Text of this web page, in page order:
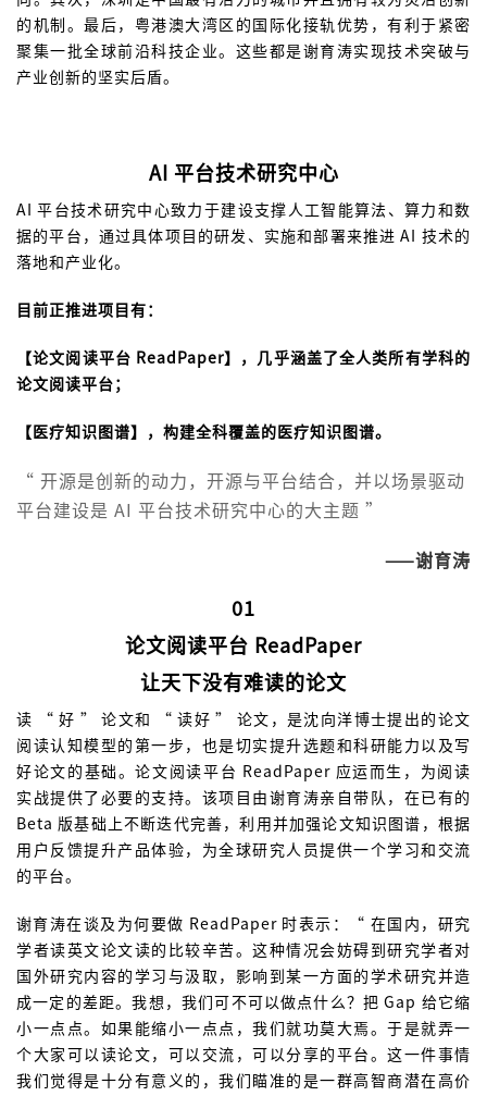
的机制。最后，粤港澳大湾区的国际化接轨优势，有利于紧密
聚集一批全球前沿科技企业。这些都是谢育涛实现技术突破与
产业创新的坚实后盾。
AI 平台技术研究中心
AI 平台技术研究中心致力于建设支撑人工智能算法、算力和数
据的平台，通过具体项目的研发、实施和部署来推进 AI 技术的
落地和产业化。
目前正推进项目有：
【论文阅读平台 ReadPaper】，几乎涵盖了全人类所有学科的
论文阅读平台；
【医疗知识图谱】，构建全科覆盖的医疗知识图谱。
“ 开源是创新的动力，开源与平台结合，并以场景驱动
平台建设是 AI 平台技术研究中心的大主题 ”
——谢育涛
01
论文阅读平台 ReadPaper
让天下没有难读的论文
读 “ 好 ” 论文和 “ 读好 ” 论文，是沈向洋博士提出的论文
阅读认知模型的第一步，也是切实提升选题和科研能力以及写
好论文的基础。论文阅读平台 ReadPaper 应运而生，为阅读
实战提供了必要的支持。该项目由谢育涛亲自带队，在已有的
Beta 版基础上不断迭代完善，利用并加强论文知识图谱，根据
用户反馈提升产品体验，为全球研究人员提供一个学习和交流
的平台。
谢育涛在谈及为何要做 ReadPaper 时表示：“ 在国内，研究
学者读英文论文读的比较辛苦。这种情况会妨碍到研究学者对
国外研究内容的学习与汲取，影响到某一方面的学术研究并造
成一定的差距。我想，我们可不可以做点什么？把 Gap 给它缩
小一点点。如果能缩小一点点，我们就功莫大焉。于是就弄一
个大家可以读论文，可以交流，可以分享的平台。这一件事情
我们觉得是十分有意义的，我们瞄准的是一群高智商潜在高价